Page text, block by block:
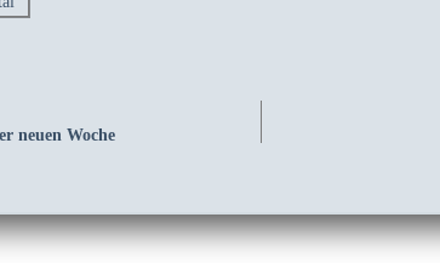
neuen Woche